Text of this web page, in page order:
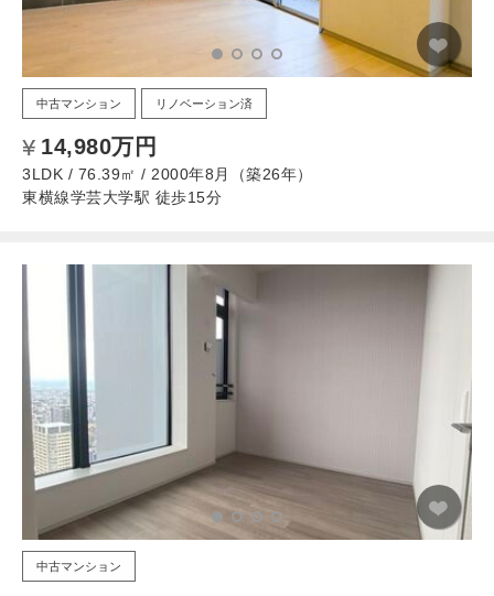
中古マンション リノベーション済
14,980万円
3LDK / 76.39㎡ / 2000年8月（築26年）
東横線学芸大学駅 徒歩15分
中古マンション